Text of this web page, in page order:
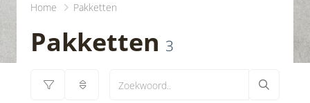
Home Pakketten
Pakketten 3